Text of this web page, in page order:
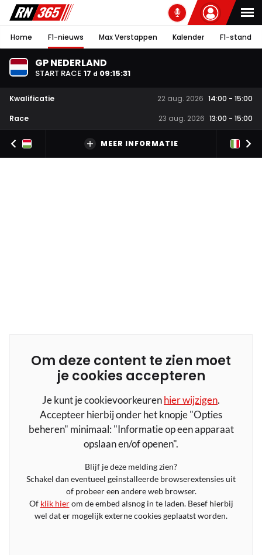
Home F1-nieuws Max Verstappen Kalender F1-stand
GP NEDERLAND
START RACE 17 d 09:15:30
Kwalificatie 22 aug. 2026 14:00 - 15:00
Race
23 aug. 2026 13:00 - 15:00
MEER INFORMATIE
Om deze content te zien moet
je cookies accepteren
Je kunt je cookievoorkeurenhier wijzigen.
Accepteer hierbij onder het knopje "Opties
beheren" minimaal: "Informatie op een apparaat
opslaan en/of openen".
Blijf je deze melding zien?
Schakel dan eventueel geinstalleerde browserextensies uit
of probeer een andere web browser.
Of klik hierom de embed alsnog in te laden. Besef hierbij
wel dat er mogelijk externe cookies geplaatst worden.